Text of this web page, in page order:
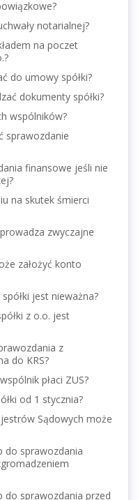
notarialnej?
na poczet
do umowy spółki?
dokumenty spółki?
wspólników?
sprawozdanie
finansowe jeśli nie
na skutek śmierci
zwyczajne
założyć konto
jest nieważna?
z o.o. jest
z
do KRS?
płaci ZUS?
od 1 stycznia?
Sądowych może
do sprawozdania
do sprawozdania przed